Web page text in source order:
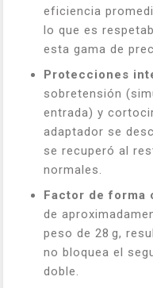
eficiencia
lo que es
esta gama de
Protecciones
sobretensión
entrada) y
adaptador se
se recuperó al
normales.
Factor de forma
de
peso de 28 g,
no bloquea el
doble.